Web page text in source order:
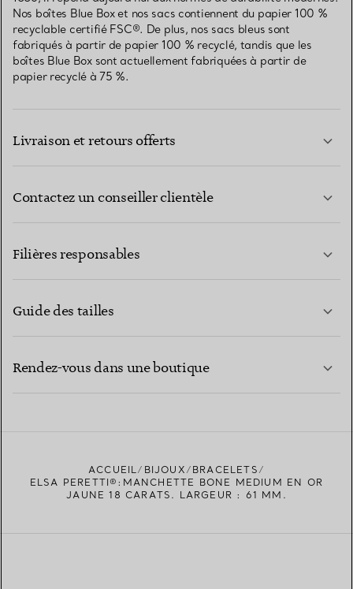
Nos boîtes Blue Box et nos sacs contiennent du papier 100 %
recyclable certifié FSC®. De plus, nos sacs bleus sont
fabriqués à partir de papier 100 % recyclé, tandis que les
boîtes Blue Box sont actuellement fabriquées à partir de
papier recyclé à 75 %.
Livraison et retours offerts
Contactez un conseiller clientèle
Filières responsables
Guide des tailles
Rendez-vous dans une boutique
TROUVEZ LA BOUTIQUE LA PLUS PROCHE
ACCUEIL BIJOUX
BRACELETS
ELSA PERETTI®:MANCHETTE BONE MEDIUM EN OR
JAUNE 18 CARATS. LARGEUR : 61 MM.